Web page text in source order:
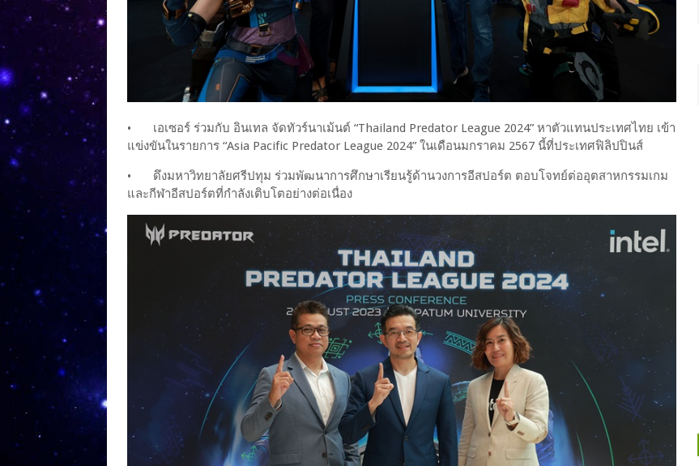
•
เอเซอร์ ร่วมกับ อินเทล จัดทัวร์นาเม้นต์ “Thailand Predator League 2024” หาตัวแทนประเทศไทย เข้า
แข่งขันในรายการ “Asia Pacific Predator League 2024” ในเดือนมกราคม 2567 นี้ที่ประเทศฟิลิปปินส์
•
ดึงมหาวิทยาลัยศรีปทุม ร่วมพัฒนาการศึกษาเรียนรู้ด้านวงการอีสปอร์ต ตอบโจทย์ต่ออุตสาหกรรมเกม
และกีฬาอีสปอร์ตที่กำลังเติบโตอย่างต่อเนื่อง